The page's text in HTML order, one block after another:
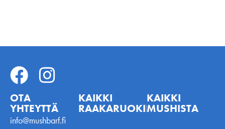
OTA
YHTEYTTÄ
info@mushbarf.fi
KAIKKI
RAAKARUOKINNASTA
KAIKKI
MUSHISTA